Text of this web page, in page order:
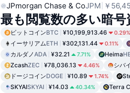
JPmorgan Chase & CoJPM ￥
最も閲覧数の多い暗号
ビットコインBTC ¥10,199,913.46 0.29%
イーサリアムETH ¥302,131.44 0.11%
カルダノADA ¥32.21 7.71% Heima
ZcashZEC ¥78,036.13 4.46% シバ
ドージコインDOGE ¥10.89 1.74%
SKYAISKYAI ¥14.03 40.34% Terra